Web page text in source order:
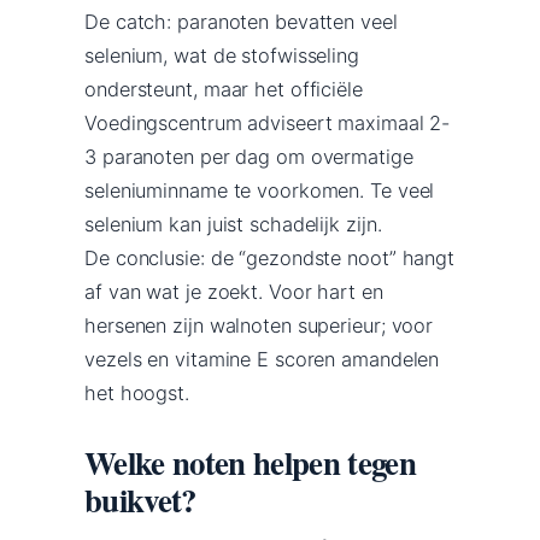
De catch: paranoten bevatten veel
selenium, wat de stofwisseling
ondersteunt, maar het officiële
Voedingscentrum adviseert maximaal 2-
3 paranoten per dag om overmatige
seleniuminname te voorkomen. Te veel
selenium kan juist schadelijk zijn.
De conclusie: de “gezondste noot” hangt
af van wat je zoekt. Voor hart en
hersenen zijn walnoten superieur; voor
vezels en vitamine E scoren amandelen
het hoogst.
Welke noten helpen tegen
buikvet?